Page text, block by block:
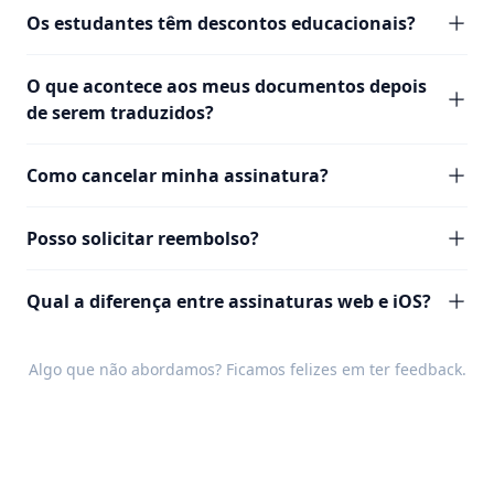
Os estudantes têm descontos educacionais?
O que acontece aos meus documentos depois
de serem traduzidos?
Como cancelar minha assinatura?
Posso solicitar reembolso?
Qual a diferença entre assinaturas web e iOS?
Algo que não abordamos? Ficamos felizes em ter feedback.